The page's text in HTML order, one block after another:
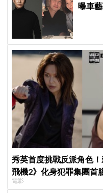
曝車
秀英首度挑戰反派角色
飛機2》化身犯罪集團首
電影